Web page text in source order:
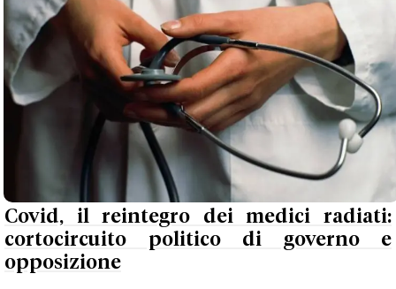
Covid, il reintegro dei medici radiati:
cortocircuito politico di governo e
opposizione